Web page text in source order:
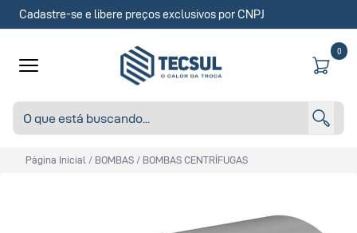
Cadastre-se e libere preços exclusivos por CNPJ
0
Página Inicial / BOMBAS / BOMBAS CENTRÍFUGAS